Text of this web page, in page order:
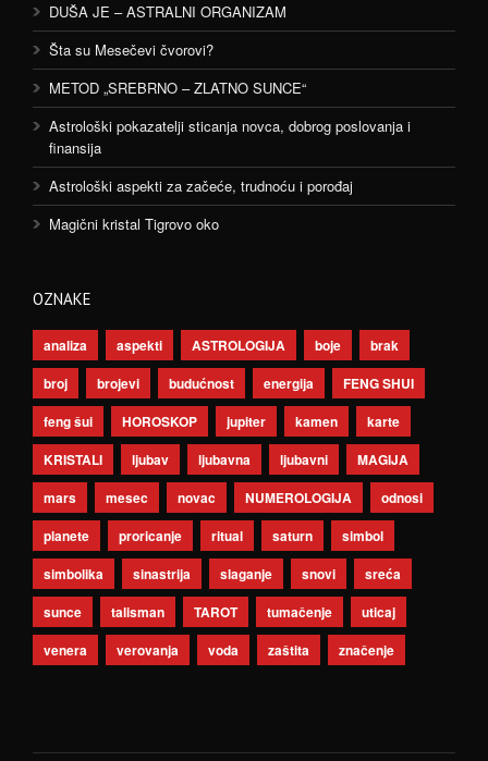
DUŠA JE – ASTRALNI ORGANIZAM
Šta su Mesečevi čvorovi?
METOD „SREBRNO – ZLATNO SUNCE“
Astrološki pokazatelji sticanja novca, dobrog poslovanja i
finansija
Astrološki aspekti za začeće, trudnoću i porođaj
Magični kristal Tigrovo oko
OZNAKE
analiza aspekti ASTROLOGIJA boje
brak
broj
brojevi budućnost energija
FENG SHUI
feng šui
HOROSKOP jupiter kamen
karte
KRISTALI
ljubav ljubavna ljubavni
MAGIJA
mars
mesec novac NUMEROLOGIJA
odnosi
planete
proricanje ritual saturn
simbol
simbolika
sinastrija slaganje snovi
sreća
sunce
talisman TAROT tumačenje
uticaj
venera
verovanja voda zaštita značenje